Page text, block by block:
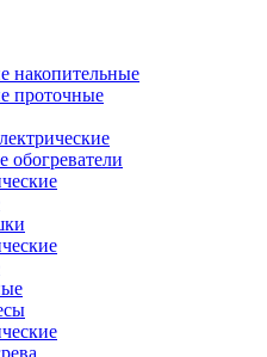
накопительные
проточные
обогреватели